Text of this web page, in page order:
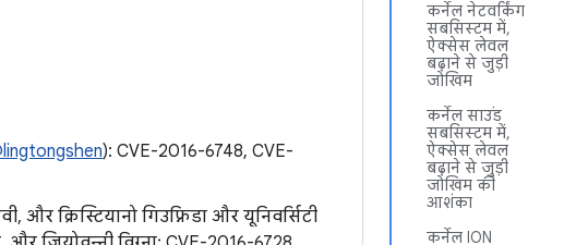
कर्नेल नेटवर्किंग
सबसिस्टम में,
ऐक्सेस लेवल
बढ़ाने से जुड़ी
जोखिम
कर्नेल साउंड
सबसिस्टम में,
ऐक्सेस लेवल
बढ़ाने से जुड़ी
जोखिम की
आशंका
कर्नेल ION
): CVE-2016-6748, CVE-
और क्रिस्टियानो गिउफ़्रिडा और यूनिवर्सिटी